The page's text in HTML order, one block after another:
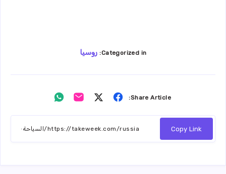
Categorized in: روسيا
Share Article:
Share
Facebook
Share
Twitter
Share
Email
Whatsapp
Copy Link